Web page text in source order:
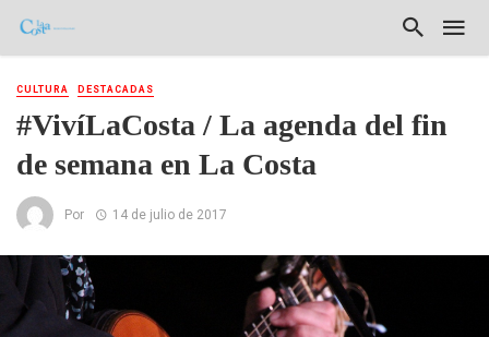
CULTURA DESTACADAS
#VivíLaCosta / La agenda del fin
de semana en La Costa
Por 14 de julio de 2017